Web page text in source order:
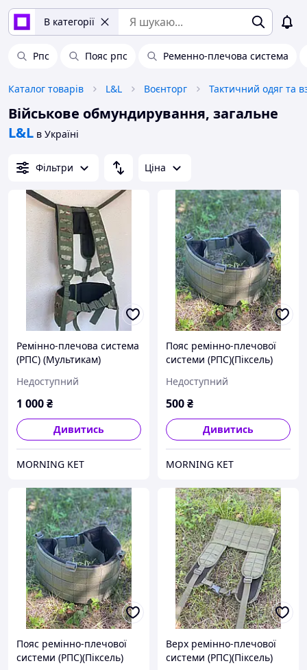
В категорії
Рпс Пояс рпс Ременно-плечова система
Каталог товарів L&L Воєнторг Тактичний одяг та
Військове обмундирування, загальне
L&L в Україні
Фільтри Ціна
Ремінно-плечова система
(РПС) (Мультикам)
Недоступний
1 000₴
Дивитись
MORNING KET
Пояс ремінно-плечової
системи (РПС)(Піксель)
Недоступний
500₴
Дивитись
MORNING KET
Пояс ремінно-плечової
системи (РПС)(Піксель)
Верх ремінно-плечової
системи (РПС)(Піксель)